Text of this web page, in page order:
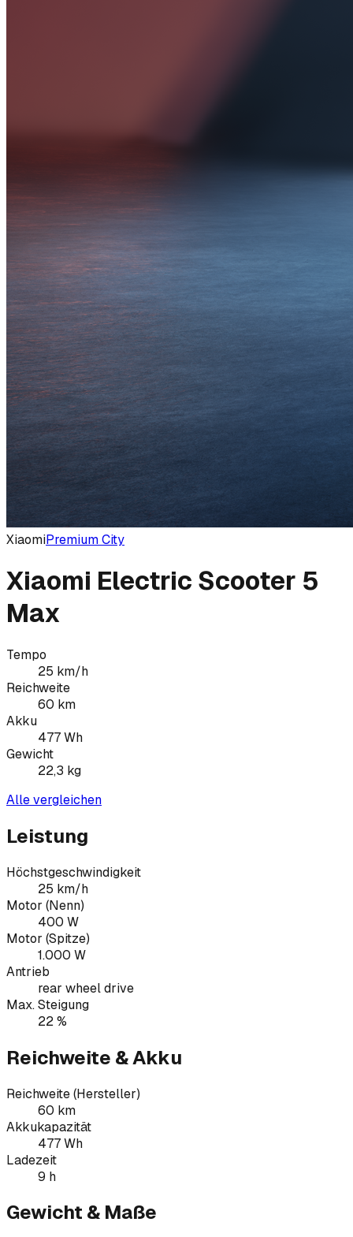
XiaomiPremium City
Xiaomi Electric Scooter 5
Max
Tempo
25 km/h
Reichweite
60 km
Akku
477Wh
Gewicht
22,3 kg
Alle vergleichen
Leistung
Höchstgeschwindigkeit
25 km/h
Motor (Nenn)
400 W
Motor (Spitze)
1.000 W
Antrieb
rear wheel drive
Max. Steigung
22 %
Reichweite & Akku
Reichweite (Hersteller)
60 km
Akkukapazität
477 Wh
Ladezeit
9 h
Gewicht & Maße